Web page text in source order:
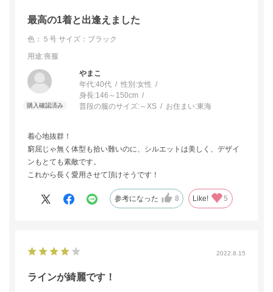
最高の1着と出逢えました
色：５号 サイズ：ブラック
用途:喪服
まこ
年代:40代 性別:女性
身長:146～150cm
普段の服のサイズ:～XS お住まい:東海
着心地抜群！
窮屈じゃ無く体型も拾い難いのに、シルエットは美しく、デザイ
ンもとても素敵です。
これから長く愛用させて頂けそうです！
参考になった 8 Like! 5
2022.8.15
ラインが綺麗です！